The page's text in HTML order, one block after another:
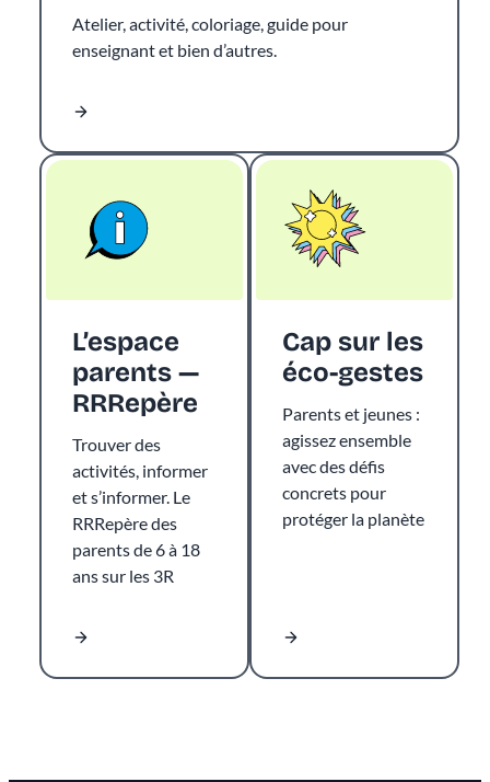
Atelier, activité, coloriage, guide pour
enseignant et bien d’autres.
L’espace
parents —
RRRepère
Trouver des
activités, informer
et s’informer. Le
RRRepère des
parents de 6 à 18
ans sur les 3R
Cap sur les
éco-gestes
Parents et jeunes :
agissez ensemble
avec des défis
concrets pour
protéger la planète